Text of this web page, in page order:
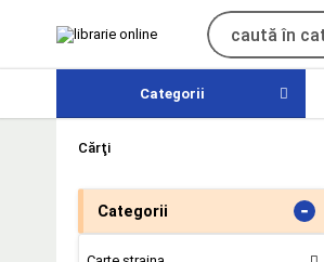
Categorii
Cărţi
Categorii -